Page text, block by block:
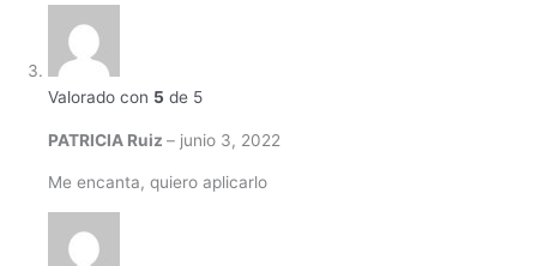
Valorado con 5 de 5
PATRICIA Ruiz – junio 3, 2022
Me encanta, quiero aplicarlo